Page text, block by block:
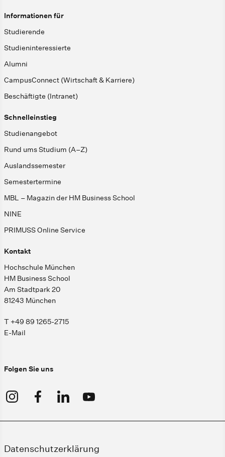
Informationen für
Studierende
Studieninteressierte
Alumni
CampusConnect (Wirtschaft & Karriere)
Beschäftigte (Intranet)
Schnelleinstieg
Studienangebot
Rund ums Studium (A–Z)
Auslandssemester
Semestertermine
MBL – Magazin der HM Business School
NINE
PRIMUSS Online Service
Kontakt
Hochschule München
HM Business School
Am Stadtpark 20
81243 München
T +49 89 1265-2715
E-Mail
Folgen Sie uns
Datenschutzerklärung